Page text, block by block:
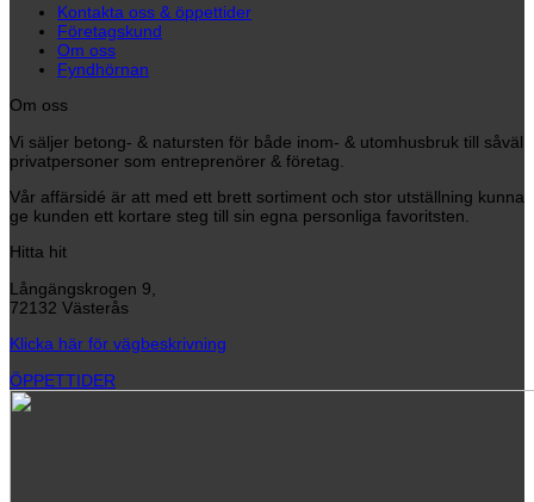
Kontakta oss & öppettider
Företagskund
Om oss
Fyndhörnan
Om oss
Vi säljer betong- & natursten för både inom- & utomhusbruk till såväl
privatpersoner som entreprenörer & företag.
Vår affärsidé är att med ett brett sortiment och stor utställning kunna
ge kunden ett kortare steg till sin egna personliga favoritsten.
Hitta hit
Långängskrogen 9,
72132 Västerås
Klicka här för vägbeskrivning
ÖPPETTIDER